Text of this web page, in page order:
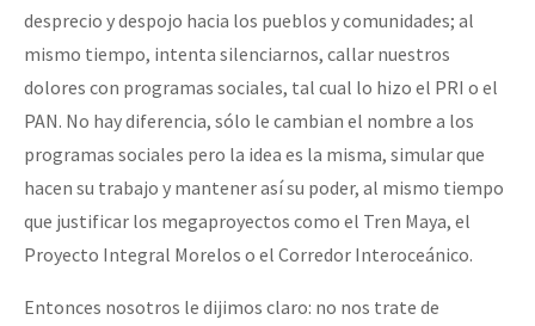
desprecio y despojo hacia los pueblos y comunidades; al
mismo tiempo, intenta silenciarnos, callar nuestros
dolores con programas sociales, tal cual lo hizo el PRI o el
PAN. No hay diferencia, sólo le cambian el nombre a los
programas sociales pero la idea es la misma, simular que
hacen su trabajo y mantener así su poder, al mismo tiempo
que justificar los megaproyectos como el Tren Maya, el
Proyecto Integral Morelos o el Corredor Interoceánico.
Entonces nosotros le dijimos claro: no nos trate de